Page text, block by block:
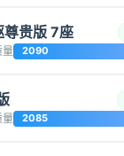
贵版 7座
量 2090
量 2085